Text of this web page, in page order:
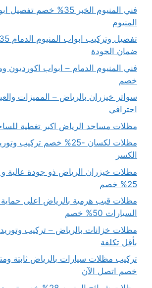
فني المنيوم الخبر 35% خصم
المنيوم
ضمان الجودة
خصم
سواتر خيزران بالرياض – المميزات
احترافي
مظلات مساجد الرياض اكبر تغطية
مظلات لكسان -25% خصم
الكسر
مظلات خيزران الرياض ذو جودة عالية
25% خصم
مظلات قبب هرمية بالرياض اعلى
السيارات 50% خصم
مظلات خزانات بالرياض – تركيب
بأقل تكلفة
خصم اتصل الآن